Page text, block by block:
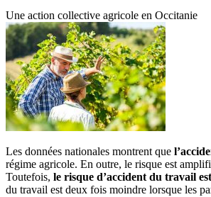
Une action collective agricole en Occitanie
Les données nationales montrent que
régime agricole. En outre, le risque est
Toutefois, le risque d’accident du travail
du travail est deux fois moindre lorsque les